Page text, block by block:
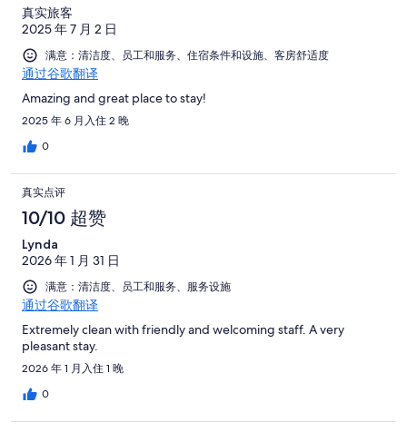
条
点
评
条
点
评
有
197
条
点
共
有
197
条
点
评
真实旅客
2025 年 7 月 2 日
满意：清洁度、员工和服务、住宿条件和设施、客房舒适度
通过谷歌翻译
Amazing and great place to stay!
2025 年 6 月入住 2 晚
0
真实点评
10/10 超赞
Lynda
2026 年 1 月 31 日
满意：清洁度、员工和服务、服务设施
通过谷歌翻译
Extremely clean with friendly and welcoming staff. A very
pleasant stay.
2026 年 1 月入住 1 晚
0